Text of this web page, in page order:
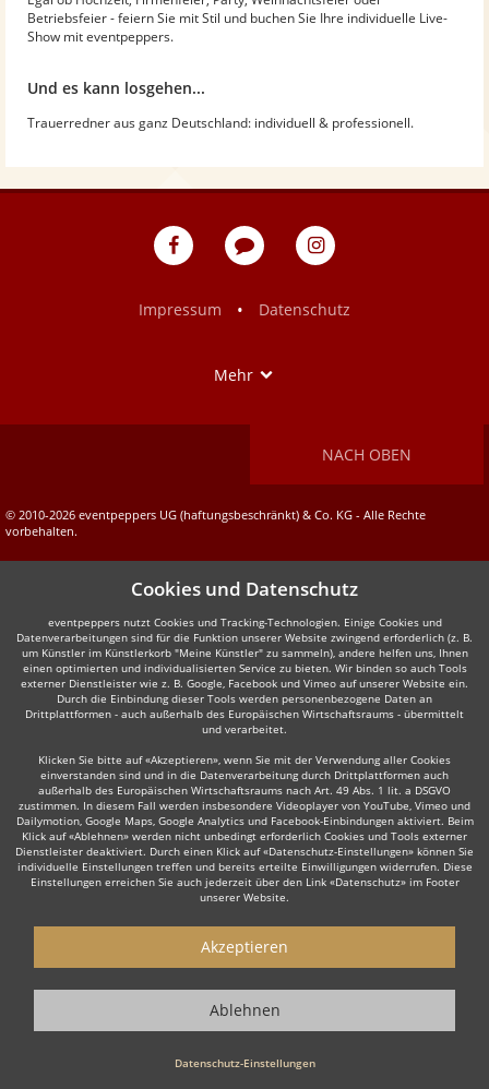
Betriebsfeier - feiern Sie mit Stil und buchen Sie Ihre individuelle Live-
Show mit eventpeppers.
Und es kann losgehen...
Trauerredner aus ganz Deutschland: individuell & professionell.
eventpeppers
Blog
eventpeppers
Impressum
• Datenschutz
Mehr
NACH OBEN
© 2010-2026 eventpeppers UG (haftungsbeschränkt) & Co. KG - Alle Rechte
vorbehalten.
Cookies und Datenschutz
eventpeppers nutzt Cookies und Tracking-Technologien. Einige Cookies und
Datenverarbeitungen sind für die Funktion unserer Website zwingend erforderlich (z. B.
um Künstler im Künstlerkorb "Meine Künstler" zu sammeln), andere helfen uns, Ihnen
einen optimierten und individualisierten Service zu bieten. Wir binden so auch Tools
externer Dienstleister wie z. B. Google, Facebook und Vimeo auf unserer Website ein.
Durch die Einbindung dieser Tools werden personenbezogene Daten an
Drittplattformen - auch außerhalb des Europäischen Wirtschaftsraums - übermittelt
und verarbeitet.
Klicken Sie bitte auf «Akzeptieren», wenn Sie mit der Verwendung aller Cookies
einverstanden sind und in die Datenverarbeitung durch Drittplattformen auch
außerhalb des Europäischen Wirtschaftsraums nach Art. 49 Abs. 1 lit. a DSGVO
zustimmen. In diesem Fall werden insbesondere Videoplayer von YouTube, Vimeo und
Dailymotion, Google Maps, Google Analytics und Facebook-Einbindungen aktiviert. Beim
Klick auf «Ablehnen» werden nicht unbedingt erforderlich Cookies und Tools externer
Dienstleister deaktiviert. Durch einen Klick auf «Datenschutz-Einstellungen» können Sie
individuelle Einstellungen treffen und bereits erteilte Einwilligungen widerrufen. Diese
Einstellungen erreichen Sie auch jederzeit über den Link «Datenschutz» im Footer
unserer Website.
Datenschutz-Einstellungen
Akzeptieren
Ablehnen